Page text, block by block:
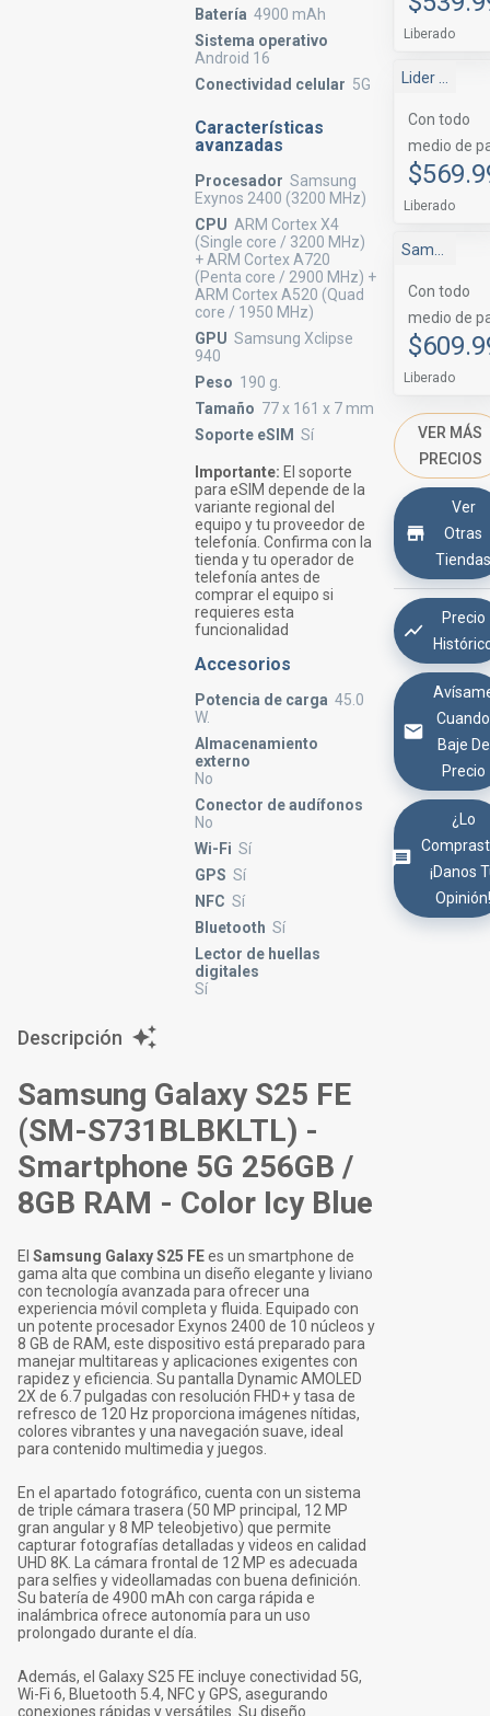
Batería 4900 mAh
Sistema operativo
Android 16
Conectividad celular 5G
Características
avanzadas
Procesador Samsung
Exynos 2400 (3200 MHz)
CPU ARM Cortex X4
(Single core / 3200 MHz)
+ ARM Cortex A720
(Penta core / 2900 MHz) +
ARM Cortex A520 (Quad
core / 1950 MHz)
GPU Samsung Xclipse
940
Peso 190 g.
Tamaño 77 x 161 x 7 mm
Soporte eSIM Sí
Importante: El soporte
para eSIM depende de la
variante regional del
equipo y tu proveedor de
telefonía. Confirma con la
tienda y tu operador de
telefonía antes de
comprar el equipo si
requieres esta
funcionalidad
Accesorios
Potencia de carga 45.0
W.
Almacenamiento
externo
No
Conector de audífonos
No
Wi-Fi Sí
GPS Sí
NFC Sí
Bluetooth Sí
Lector de huellas
digitales
Sí
Liberado
Con todo
medio de
Liberado
Con todo
medio de
Liberado
VER MÁS
PRECIOS
Ver
Otras
Precio
Cuando
Baje De
Precio
¿Lo
¡Danos
Descripción
Samsung Galaxy S25 FE
(SM-S731BLBKLTL) -
Smartphone 5G 256GB /
8GB RAM - Color Icy Blue
El Samsung Galaxy S25 FEes un smartphone de
gama alta que combina un diseño elegante y liviano
con tecnología avanzada para ofrecer una
experiencia móvil completa y fluida. Equipado con
un potente procesador Exynos 2400 de 10 núcleos y
8 GB de RAM, este dispositivo está preparado para
manejar multitareas y aplicaciones exigentes con
rapidez y eficiencia. Su pantalla Dynamic AMOLED
2X de 6.7 pulgadas con resolución FHD+ y tasa de
refresco de 120 Hz proporciona imágenes nítidas,
colores vibrantes y una navegación suave, ideal
para contenido multimedia y juegos.
En el apartado fotográfico, cuenta con un sistema
de triple cámara trasera (50 MP principal, 12 MP
gran angular y 8 MP teleobjetivo) que permite
capturar fotografías detalladas y videos en calidad
UHD 8K. La cámara frontal de 12 MP es adecuada
para selfies y videollamadas con buena definición.
Su batería de 4900 mAh con carga rápida e
inalámbrica ofrece autonomía para un uso
prolongado durante el día.
Además, el Galaxy S25 FE incluye conectividad 5G,
Wi-Fi 6, Bluetooth 5.4, NFC y GPS, asegurando
conexiones rápidas y versátiles. Su diseño